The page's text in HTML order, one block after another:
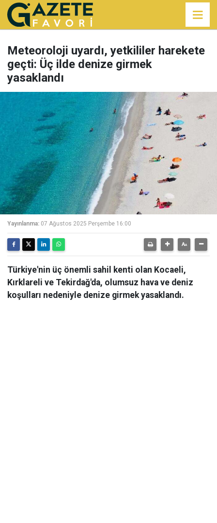
Meteoroloji uyardı, yetkililer harekete
geçti: Üç ilde denize girmek
yasaklandı
Yayınlanma: 07 Ağustos 2025 Perşembe 16:00
Türkiye'nin üç önemli sahil kenti olan Kocaeli,
Kırklareli ve Tekirdağ'da, olumsuz hava ve deniz
koşulları nedeniyle denize girmek yasaklandı.